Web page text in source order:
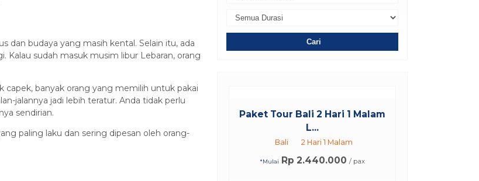
dan budaya yang masih kental. Selain itu, ada
sudah masuk musim libur Lebaran, orang
capek, banyak orang yang memilih untuk pakai
jalannya jadi lebih teratur. Anda tidak perlu
sendirian.
paling laku dan sering dipesan oleh orang-
Cari
Paket Tour Bali 2 Hari 1 Malam
L...
Bali 2 Hari 1 Malam
*Mulai Rp 2.440.000 / pax